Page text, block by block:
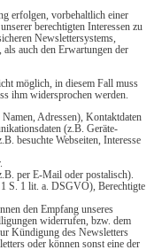
erfolgen, vorbehaltlich einer
berechtigten Interessen zu
Newslettersystems,
auch den Erwartungen der
möglich, in diesem Fall muss
ihm widersprochen werden.
Adressen), Kontaktdaten
(z.B. Geräte-
besuchte Webseiten, Interesse
per E-Mail oder postalisch).
S. 1 lit. a. DSGVO), Berechtigte
den Empfang unseres
widerrufen, bzw. dem
Kündigung des Newsletters
oder können sonst eine der